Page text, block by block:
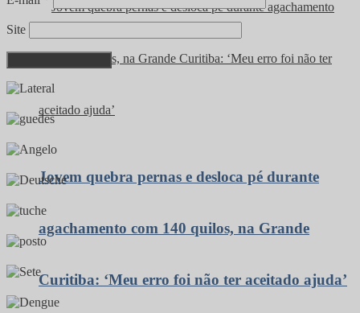
Jovem quebra pernas e desloca pé durante
agachamento com 140 quilos, na Grande
Curitiba: ‘Meu erro foi não ter aceitado ajuda’
Site